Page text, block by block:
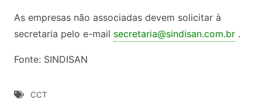
As empresas não associadas devem solicitar à
secretaria pelo e-mail secretaria@sindisan.com.br .
Fonte: SINDISAN
CCT